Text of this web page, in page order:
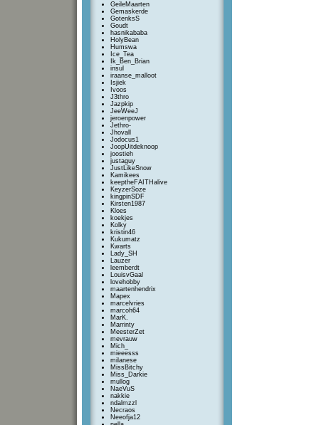
GeileMaarten
Gemaskerde
GotenksS
Goudt
hasnikababa
HolyBean
Humswa
Ice_Tea
Ik_Ben_Brian
insul
iraanse_malloot
Isjiek
Ivoos
J3thro
Jazpkip
JeeWeeJ
jeroenpower
Jethro-
Jhovall
Jodocus1
JoopUitdeknoop
joostieh
justaguy
JustLikeSnow
Kamikees
keeptheFAITHalive
KeyzerSoze
kingpinSDF
Kirsten1987
Kloes
koekjes
Kolky
kristin46
Kukumatz
Kwarts
Lady_SH
Lauzer
leemberdt
LouisvGaal
lovehobby
maartenhendrix
Mapex
marcelvries
marcoh64
MarK.
Marrinty
MeesterZet
mevrauw
Mich_
mieeesss
milanese
MissBitchy
Miss_Darkie
mullog
NaeVuS
nakkie
ndalmzzl
Necraos
Neeofja12